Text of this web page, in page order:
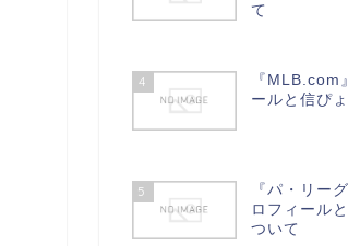
て
4
『MLB.com
ールと信ぴ
5
『パ・リー
ロフィール
ついて